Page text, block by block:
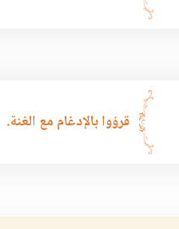
قرؤوا بالإدغام مع الغنة.